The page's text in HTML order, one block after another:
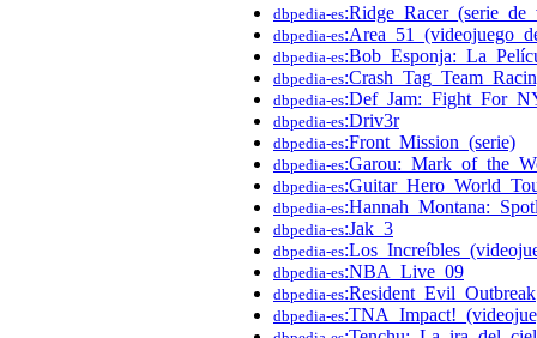
dbpedia-es
dbpedia-es
dbpedia-es
dbpedia-es
dbpedia-es
dbpedia-es:Driv3r
dbpedia-es:Front_Mission_(serie)
dbpedia-es
dbpedia-es
dbpedia-es
dbpedia-es:Jak_3
dbpedia-es
dbpedia-es:NBA_Live_09
dbpedia-es:Resident_Evil_Outbreak
dbpedia-es